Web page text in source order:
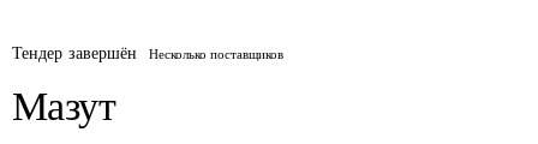
Тендер завершён Несколько поставщиков
Мазут